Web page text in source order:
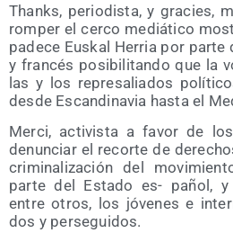
Thanks, perio­dis­ta, y gra­cies,
rom­per el cer­co mediá­ti­co
pade­ce Eus­kal Herria por
y fran­cés posi­bi­li­tan­do que la
las y los repre­sa­lia­dos
des­de Escan­di­na­via has­ta el
Mer­ci, acti­vis­ta a favor de
denun­ciar el recor­te de
cri­mi­na­li­za­ción del
par­te del Esta­do es- pañol,
entre otros, los jóve­nes e
dos y perseguidos.